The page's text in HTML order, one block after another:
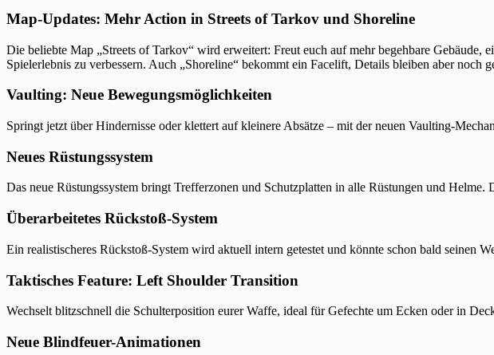
Map-Updates: Mehr Action in Streets of Tarkov und Shoreline
Die beliebte Map „Streets of Tarkov“ wird erweitert: Freut euch auf mehr begehbare
Spielerlebnis zu verbessern. Auch „Shoreline“ bekommt ein Facelift, Details bleiben aber noch
Vaulting: Neue Bewegungsmöglichkeiten
Springt jetzt über Hindernisse oder klettert auf kleinere Absätze – mit der neuen Vaulting-
Neues Rüstungssystem
Das neue Rüstungssystem bringt Trefferzonen und Schutzplatten in alle Rüstungen und
Überarbeitetes Rückstoß-System
Ein realistischeres Rückstoß-System wird aktuell intern getestet und könnte schon bald seinen
Taktisches Feature: Left Shoulder Transition
Wechselt blitzschnell die Schulterposition eurer Waffe, ideal für Gefechte um Ecken oder in
Neue Blindfeuer-Animationen